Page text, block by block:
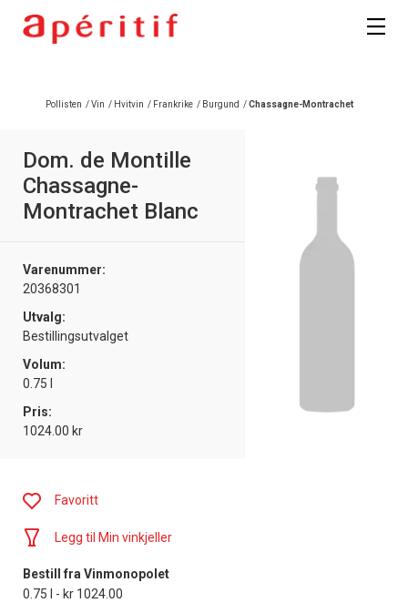
Pollisten /Vin / Hvitvin / Frankrike / Burgund /Chassagne-Montrachet
Dom. de Montille
Chassagne-
Montrachet Blanc
Varenummer:
20368301
Utvalg:
Bestillingsutvalget
Volum:
0.75 l
Pris:
1024.00 kr
Favoritt
Legg til Min vinkjeller
Bestill fra Vinmonopolet
0.75 l - kr 1024.00